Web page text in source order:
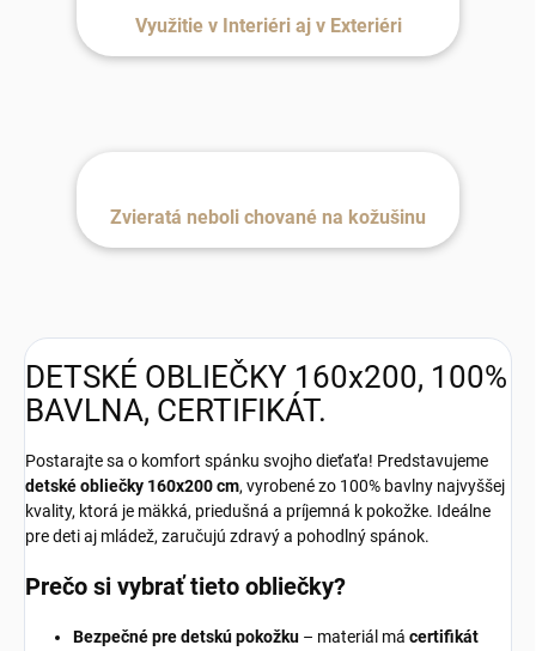
Využitie v Interiéri aj v Exteriéri
Zvieratá neboli chované na kožušinu
DETSKÉ OBLIEČKY 160x200, 100%
BAVLNA, CERTIFIKÁT.
Postarajte sa o komfort spánku svojho dieťaťa! Predstavujeme
detské obliečky 160x200 cm, vyrobené zo 100% bavlny najvyššej
kvality, ktorá je mäkká, priedušná a príjemná k pokožke. Ideálne
pre deti aj mládež, zaručujú zdravý a pohodlný spánok.
Prečo si vybrať tieto obliečky?
Bezpečné pre detskú pokožku – materiál má certifikát